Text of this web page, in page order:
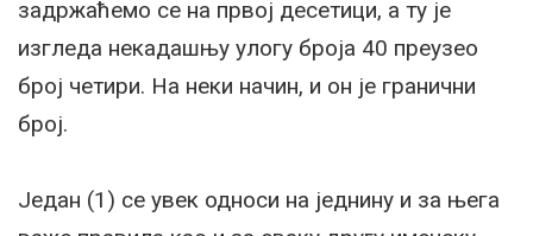
задржаћемо се на првој десетици, а ту је
изгледа некадашњу улогу броја 40 преузео
број четири. На неки начин, и он је гранични
број.
Један (1) се увек односи на једнину и за њега